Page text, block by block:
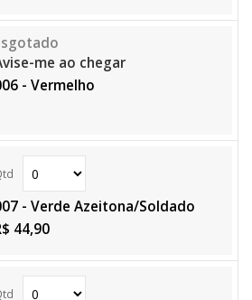
me ao chegar
- Vermelho
- Verde Azeitona/Soldado
44,90